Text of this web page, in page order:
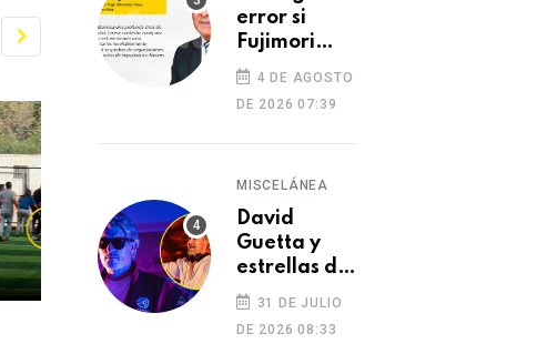
error si
Fujimori
indulta a
Castillo o
Toledo
4 DE AGOSTO
DE 2026 07:39
MISCELÁNEA
David
Guetta y
estrellas de
la música
despiden a
DJ Kavinsky
31 DE JULIO
DE 2026 08:33